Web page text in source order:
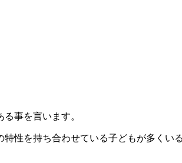
事を言います。
性を持ち合わせている子どもが多くい